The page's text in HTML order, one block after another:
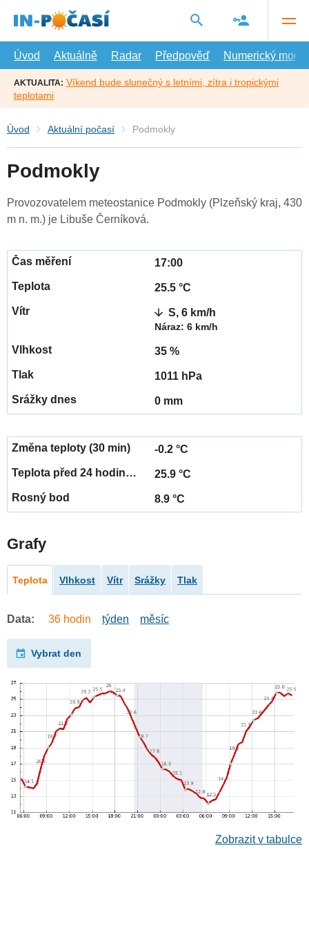
hlavní
Úvod
Aktuálně Radar Předpověď Numerický model
AKTUALITA: Víkend bude slunečný s letními, zítra i tropickými
teplotami
Úvod Aktuální počasí Podmokly
Podmokly
Provozovatelem meteostanice Podmokly (Plzeňský kraj, 430
m n. m.) je Libuše Černíková.
17:00
25.5 °C
S, 6 km/h
Náraz: 6 km/h
35 %
1011 hPa
0 mm
-0.2 °C
25.9 °C
8.9 °C
Grafy
Teplota Vlhkost Vítr Srážky Tlak
Data: 36 hodin týden měsíc
Vybrat den
Zobrazit v tabulce